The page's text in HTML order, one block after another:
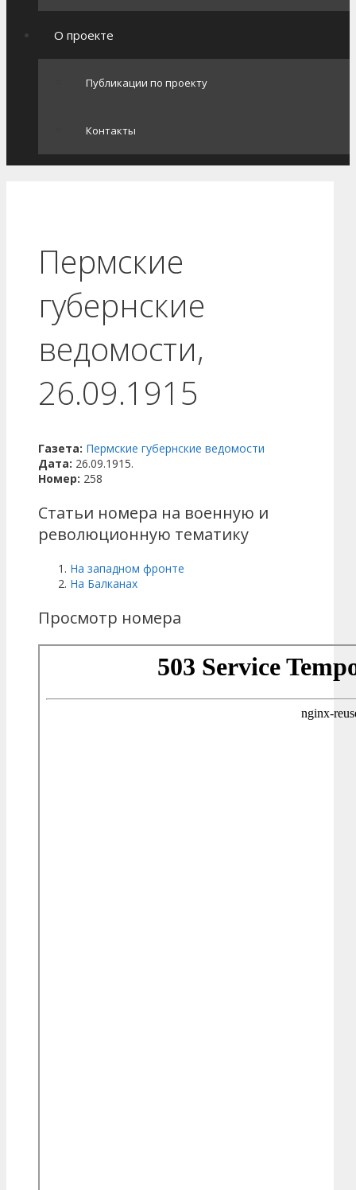
О проекте
Публикации по проекту
Контакты
Пермские
губернские
ведомости,
26.09.1915
Газета: Пермские губернские ведомости
Дата: 26.09.1915.
Номер: 258
Статьи номера на военную и
революционную тематику
На западном фронте
На Балканах
Просмотр номера